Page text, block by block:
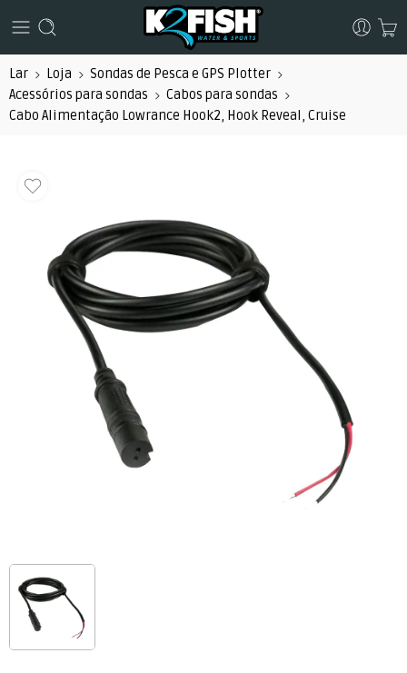
Lar Loja
Sondas de Pesca e GPS Plotter
Acessórios para sondas
Cabos para sondas
Cabo Alimentação Lowrance Hook2, Hook Reveal, Cruise